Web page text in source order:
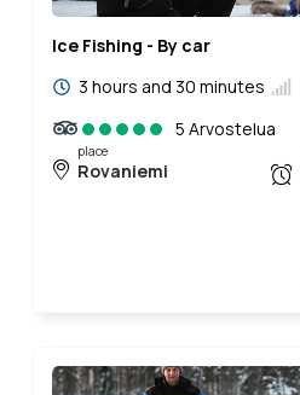
Ice Fishing - By car
3 hours and 30 minutes
5 Arvostelua
place
Rovaniemi